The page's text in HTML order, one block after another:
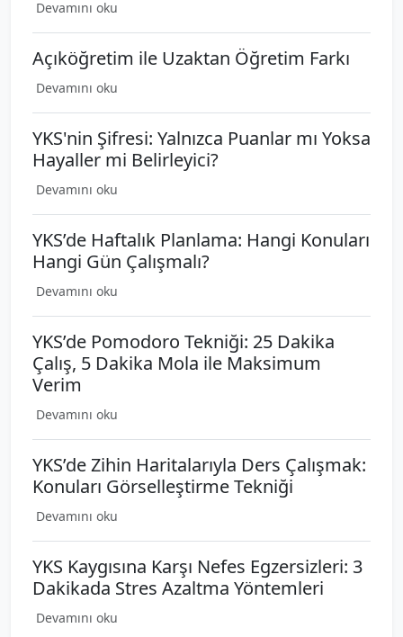
Devamını oku
Açıköğretim ile Uzaktan Öğretim Farkı
Devamını oku
YKS'nin Şifresi: Yalnızca Puanlar mı Yoksa
Hayaller mi Belirleyici?
Devamını oku
YKS’de Haftalık Planlama: Hangi Konuları
Hangi Gün Çalışmalı?
Devamını oku
YKS’de Pomodoro Tekniği: 25 Dakika
Çalış, 5 Dakika Mola ile Maksimum
Verim
Devamını oku
YKS’de Zihin Haritalarıyla Ders Çalışmak:
Konuları Görselleştirme Tekniği
Devamını oku
YKS Kaygısına Karşı Nefes Egzersizleri: 3
Dakikada Stres Azaltma Yöntemleri
Devamını oku